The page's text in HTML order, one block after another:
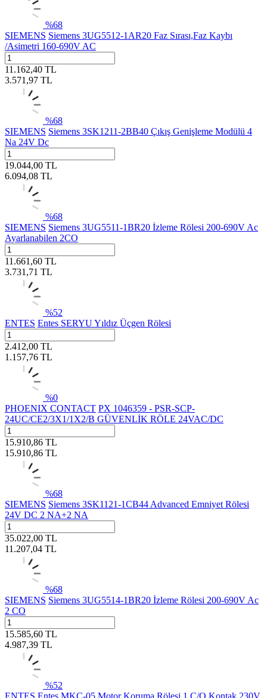
%68
SIEMENS Siemens 3UG5512-1AR20 Faz Sırası,Faz Kaybı
/Asimetri 160-690V AC
11.162,40 TL
3.571,97 TL
%68
SIEMENS Siemens 3SK1211-2BB40 Çıkış Genişleme Modülü 4
Na 24V Dc
19.044,00 TL
6.094,08 TL
%68
SIEMENS Siemens 3UG5511-1BR20 İzleme Rölesi 200-690V Ac
Ayarlanabilen 2CO
11.661,60 TL
3.731,71 TL
%52
ENTES Entes SERYU Yıldız Üçgen Rölesi
2.412,00 TL
1.157,76 TL
%0
PHOENIX CONTACT PX 1046359 - PSR-SCP-
24UC/CE2/3X1/1X2/B GÜVENLİK RÖLE 24VAC/DC
15.910,86 TL
15.910,86 TL
%68
SIEMENS Siemens 3SK1121-1CB44 Advanced Emniyet Rölesi
24V DC 2 NA+2 NA
35.022,00 TL
11.207,04 TL
%68
SIEMENS Siemens 3UG5514-1BR20 İzleme Rölesi 200-690V Ac
2 CO
15.585,60 TL
4.987,39 TL
%52
ENTES Entes MKC-05 Motor Koruma Rölesi 1 C/O Kontak 230V